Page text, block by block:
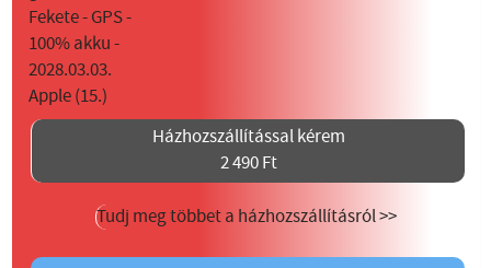
Házhozszállítással kérem
2 490 Ft
Tudj meg többet a házhozszállításról >>